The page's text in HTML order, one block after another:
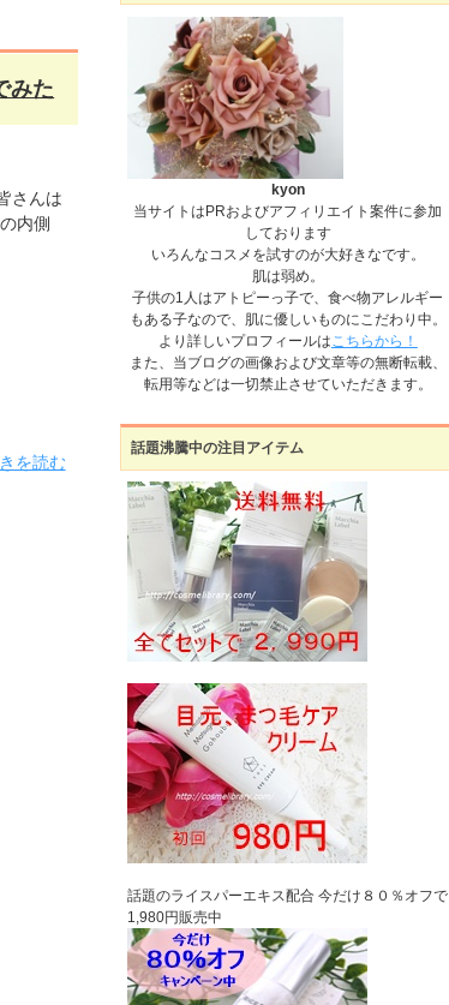
みた
さんは
内側
を読む
kyon
当サイトはPRおよびアフィリエイト案件に参加
しております
いろんなコスメを試すのが大好きなです。
肌は弱め。
子供の1人はアトピーっ子で、食べ物アレルギー
もある子なので、肌に優しいものにこだわり中。
より詳しいプロフィールは こちらから！
また、当ブログの画像および文章等の無断転載、
転用等などは一切禁止させていただきます。
話題沸騰中の注目アイテム
話題のライスパーエキス配合 今だけ８０％オフで
1,980円販売中